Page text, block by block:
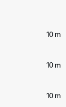
10 m
10 m
10 m